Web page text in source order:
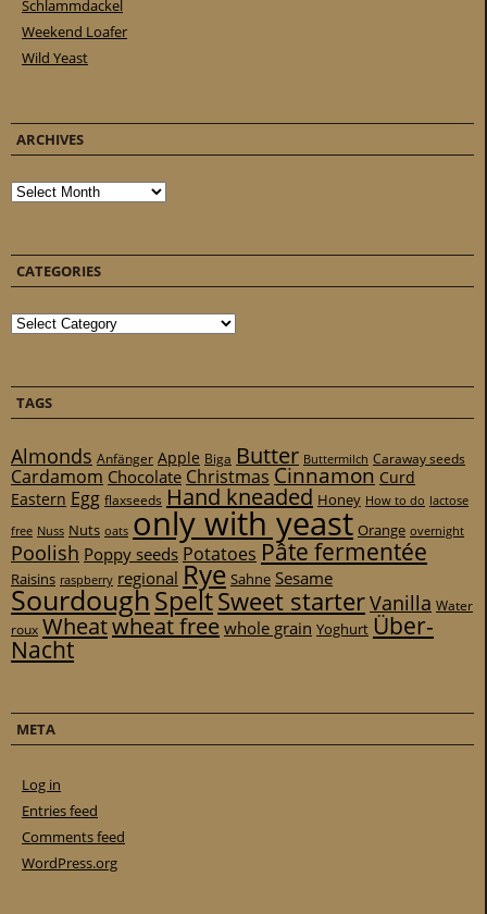
Schlammdackel
Weekend Loafer
Wild Yeast
ARCHIVES
Archives
CATEGORIES
Categories
TAGS
Almonds Anfänger Apple Biga Butter Buttermilch Caraway seeds
Cardamom Chocolate Christmas Cinnamon Curd
Eastern Egg flaxseeds Hand kneaded Honey How to do lactose
free Nuss Nuts oats only with yeast Orange overnight
Poolish Poppy seeds Potatoes Pâte fermentée
Raisins raspberry regional Rye Sahne Sesame
SourdoughSpeltSweet starterVanilla Water
roux Wheatwheat freewhole grain Yoghurt Über-
Nacht
META
Log in
Entries feed
Comments feed
WordPress.org